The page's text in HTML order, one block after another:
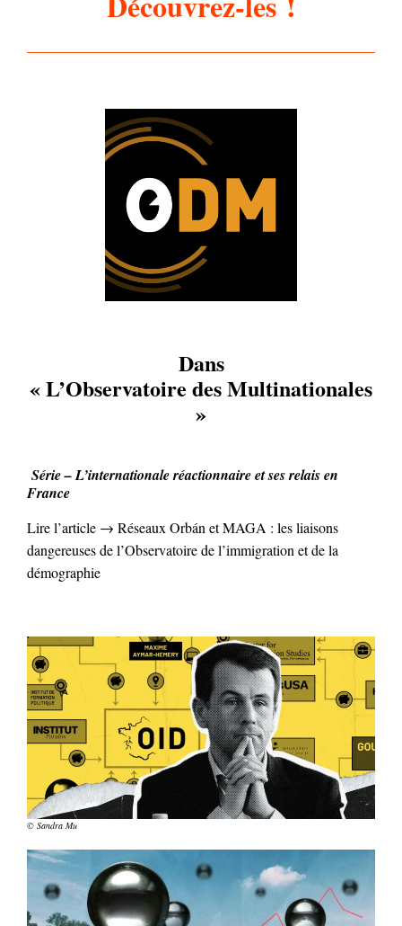
Dans
« L’Observatoire des Multinationales
»
Série – L’internationale réactionnaire et ses relais en
France
Lire l’article → Réseaux Orbán et MAGA : les liaisons
dangereuses de l’Observatoire de l’immigration et de la
démographie
© Sandra Mu